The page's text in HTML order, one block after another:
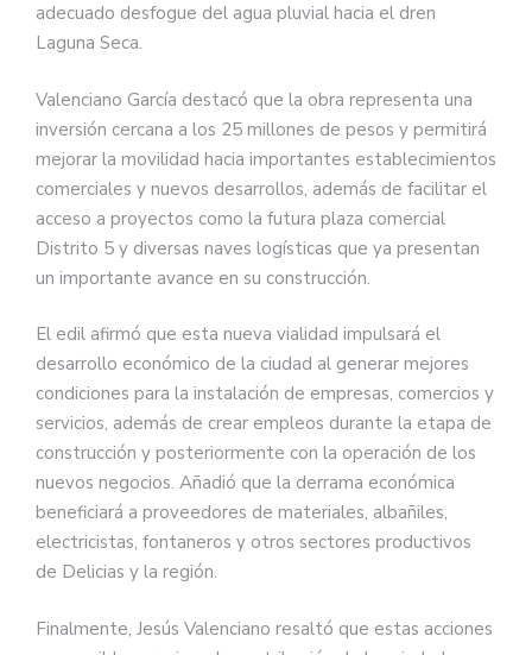
adecuado desfogue del agua pluvial hacia el dren
Laguna Seca.
Valenciano García destacó que la obra representa una
inversión cercana a los 25 millones de pesos y permitirá
mejorar la movilidad hacia importantes establecimientos
comerciales y nuevos desarrollos, además de facilitar el
acceso a proyectos como la futura plaza comercial
Distrito 5 y diversas naves logísticas que ya presentan
un importante avance en su construcción.
El edil afirmó que esta nueva vialidad impulsará el
desarrollo económico de la ciudad al generar mejores
condiciones para la instalación de empresas, comercios y
servicios, además de crear empleos durante la etapa de
construcción y posteriormente con la operación de los
nuevos negocios. Añadió que la derrama económica
beneficiará a proveedores de materiales, albañiles,
electricistas, fontaneros y otros sectores productivos
de Delicias y la región.
Finalmente, Jesús Valenciano resaltó que estas acciones